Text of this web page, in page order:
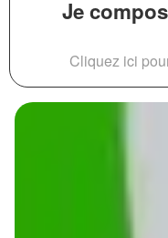
Je
Cliquez ici